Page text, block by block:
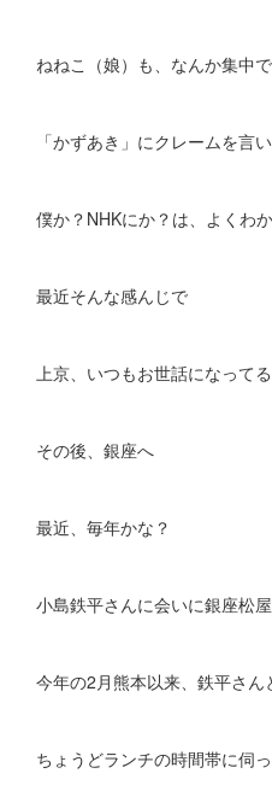
ねねこ（娘）も、なんか集中
「かずあき」にクレームを言
僕か？NHKにか？は、よくわ
最近そんな感んじで
上京、いつもお世話になって
その後、銀座へ
最近、毎年かな？
小島鉄平さんに会いに銀座松
今年の2月熊本以来、鉄平さん
ちょうどランチの時間帯に伺